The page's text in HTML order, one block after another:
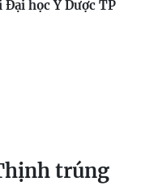
Đại học Y Dược TP
trúng